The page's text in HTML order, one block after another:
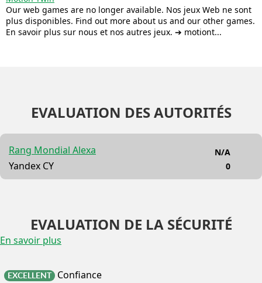
Our web games are no longer available. Nos jeux Web ne sont
plus disponibles. Find out more about us and our other games.
En savoir plus sur nous et nos autres jeux. ➔ motiont...
EVALUATION DES AUTORITÉS
Rang Mondial Alexa
Yandex CY
N/A
0
EVALUATION DE LA SÉCURITÉ
En savoir plus
EXCELLENT Confiance